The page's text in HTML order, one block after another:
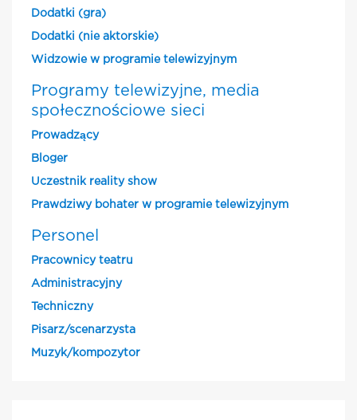
Dodatki (gra)
Dodatki (nie aktorskie)
Widzowie w programie telewizyjnym
Programy telewizyjne, media
społecznościowe sieci
Prowadzący
Bloger
Uczestnik reality show
Prawdziwy bohater w programie telewizyjnym
Personel
Pracownicy teatru
Administracyjny
Techniczny
Pisarz/scenarzysta
Muzyk/kompozytor